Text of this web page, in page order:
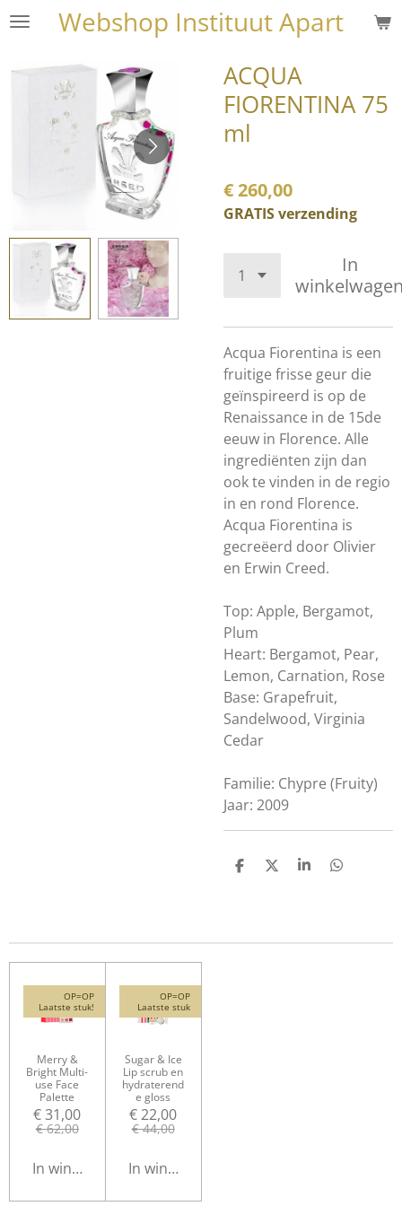
Ga
hoofdinhoud
Webshop Instituut Apart
ACQUA
FIORENTINA 75
ml
€ 260,00
GRATIS verzending
In
Acqua Fiorentina is een
fruitige frisse geur die
geïnspireerd is op de
Renaissance in de 15de
eeuw in Florence. Alle
ingrediënten zijn dan
ook te vinden in de regio
in en rond Florence.
Acqua Fiorentina is
gecreëerd door Olivier
en Erwin Creed.
Top: Apple, Bergamot,
Plum
Heart: Bergamot, Pear,
Lemon, Carnation, Rose
Base: Grapefruit,
Sandelwood, Virginia
Cedar
Familie: Chypre (Fruity)
Jaar: 2009
D
D
S
D
OP=OP
Laatste stuk!
Merry &
Bright Multi-
use Face
Palette
€ 31,00
€ 62,00
In winkelwagen
OP=OP
Laatste stuk
Sugar & Ice
Lip scrub en
hydraterend
e gloss
€ 22,00
€ 44,00
In winkelwagen